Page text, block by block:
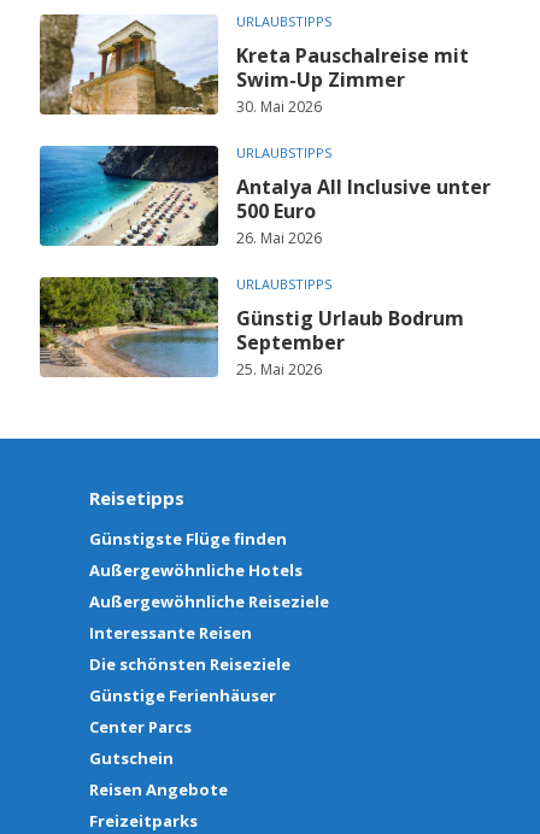
URLAUBSTIPPS
Kreta Pauschalreise mit
Swim-Up Zimmer
30. Mai 2026
URLAUBSTIPPS
Antalya All Inclusive unter
500 Euro
26. Mai 2026
URLAUBSTIPPS
Günstig Urlaub Bodrum
September
25. Mai 2026
Reisetipps
Günstigste Flüge finden
Außergewöhnliche Hotels
Außergewöhnliche Reiseziele
Interessante Reisen
Die schönsten Reiseziele
Günstige Ferienhäuser
Center Parcs
Gutschein
Reisen Angebote
Freizeitparks